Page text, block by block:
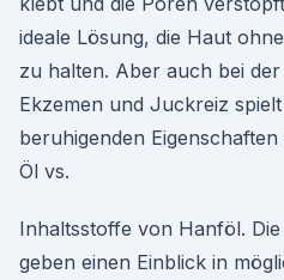
ideale Lösung, die Haut
zu halten. Aber auch bei
Ekzemen und Juckreiz
beruhigenden
Öl vs.
Inhaltsstoffe von Hanföl.
geben einen Einblick in